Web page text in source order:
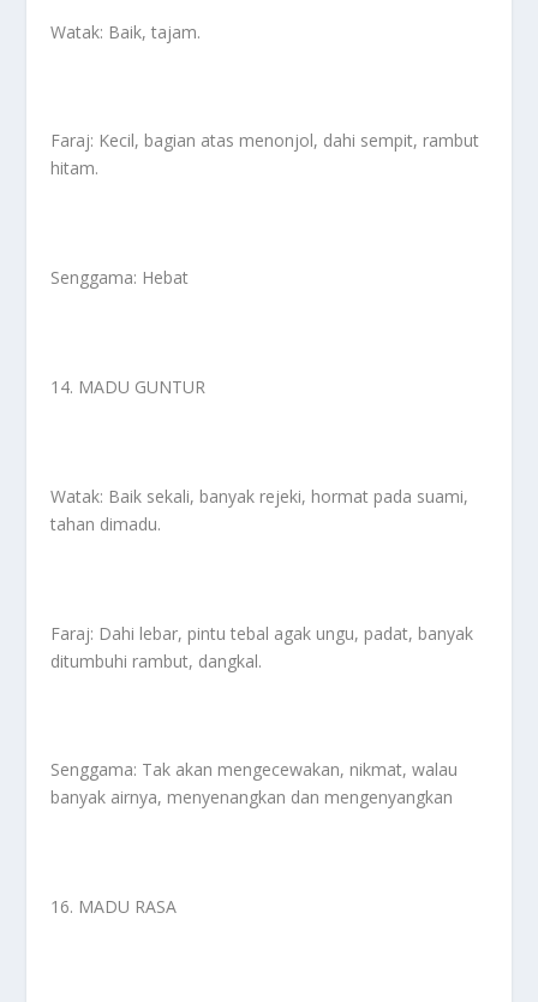
Watak: Baik, tajam.
Faraj: Kecil, bagian atas menonjol, dahi sempit, rambut
hitam.
Senggama: Hebat
14. MADU GUNTUR
Watak: Baik sekali, banyak rejeki, hormat pada suami,
tahan dimadu.
Faraj: Dahi lebar, pintu tebal agak ungu, padat, banyak
ditumbuhi rambut, dangkal.
Senggama: Tak akan mengecewakan, nikmat, walau
banyak airnya, menyenangkan dan mengenyangkan
16. MADU RASA